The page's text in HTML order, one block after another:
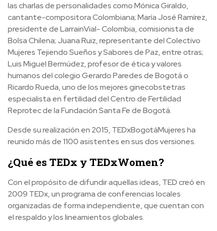
las charlas de personalidades como Mónica Giraldo,
cantante-compositora Colombiana; María José Ramírez,
presidente de LarrainVial- Colombia, comisionista de
Bolsa Chilena; Juana Ruiz, representante del Colectivo
Mujeres Tejiendo Sueños y Sabores de Paz, entre otras;
Luis Miguel Bermúdez, profesor de ética y valores
humanos del colegio Gerardo Paredes de Bogotá o
Ricardo Rueda, uno de los mejores ginecobstetras
especialista en fertilidad del Centro de Fertilidad
Reprotec de la Fundación Santa Fe de Bogotá.
Desde su realización en 2015, TEDxBogotáMujeres ha
reunido más de 1100 asistentes en sus dos versiones.
¿Qué es TEDx y TEDxWomen?
Con el propósito de difundir aquellas ideas, TED creó en
2009 TEDx, un programa de conferencias locales
organizadas de forma independiente, que cuentan con
el respaldo y los lineamientos globales.